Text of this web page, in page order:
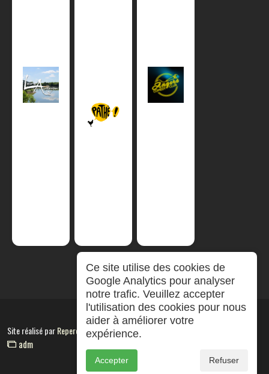
Site réalisé parRepereCom
adm
Ce site utilise des cookies de
Google Analytics pour analyser
notre trafic. Veuillez accepter
l'utilisation des cookies pour nous
aider à améliorer votre
expérience.
Accepter Refuser